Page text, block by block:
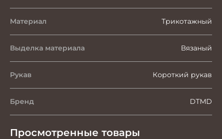
Материал Трикотажный
Выделка материала Вязаный
Рукав Короткий рукав
Бренд DTMD
Просмотренные товары